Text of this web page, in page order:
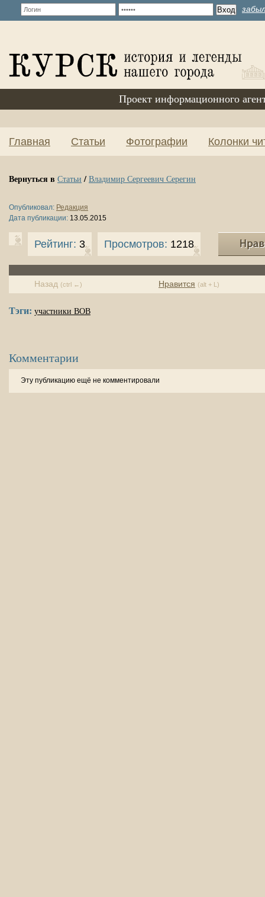
Проект информационного
Главная Статьи Фотографии Колонки
Вернуться в Статьи / Владимир Сергеевич Серегин
Опубликовал: Редакция
Дата публикации: 13.05.2015
Рейтинг: 3 Просмотров: 1218
Нравится (alt + L)
Назад (ctrl ←)
Тэги: участники ВОВ
Комментарии
Эту публикацию ещё не комментировали